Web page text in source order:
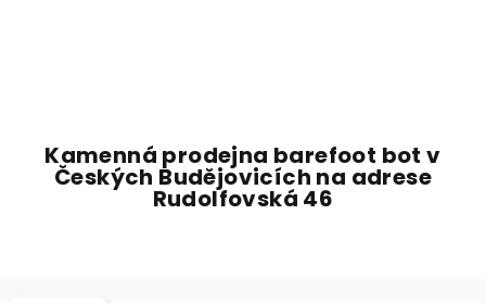
Kamenná prodejna barefoot bot v
Českých Budějovicích na adrese
Rudolfovská 46